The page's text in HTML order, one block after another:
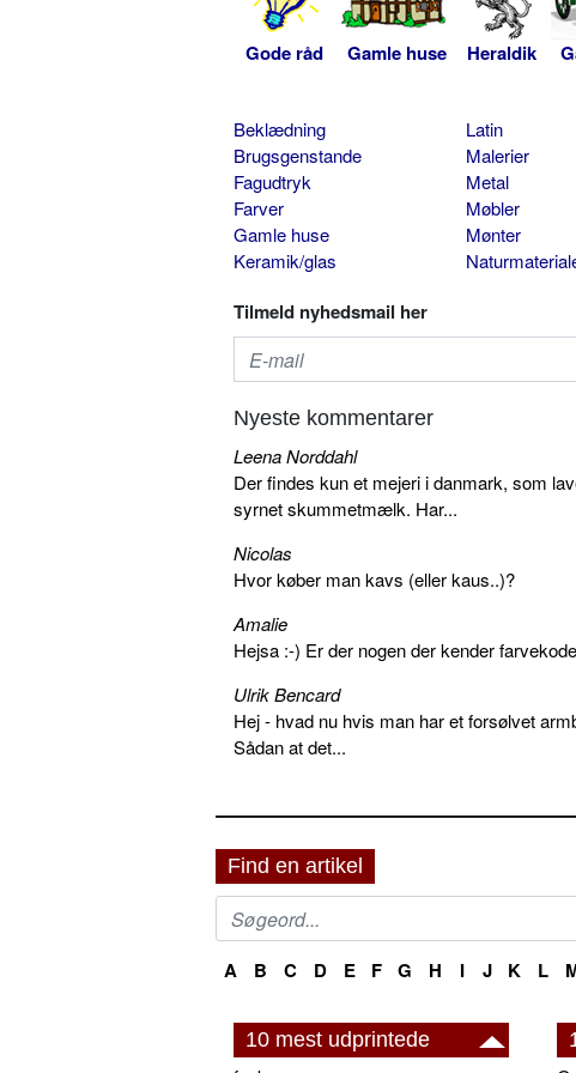
Gode råd Gamle huse Heraldik
Beklædning
Brugsgenstande
Fagudtryk
Farver
Gamle huse
Keramik/glas
Latin
Malerier
Metal
Møbler
Mønter
Tilmeld nyhedsmail her
Nyeste kommentarer
Leena Norddahl
Der findes kun et mejeri i danmark, som
syrnet skummetmælk. Har...
Nicolas
Hvor køber man kavs (eller kaus..)?
Amalie
Hejsa :-) Er der nogen der kender
Ulrik Bencard
Hej - hvad nu hvis man har et forsølvet
Sådan at det...
Find en artikel
A B C D E F G H I J K L
10 mest udprintede